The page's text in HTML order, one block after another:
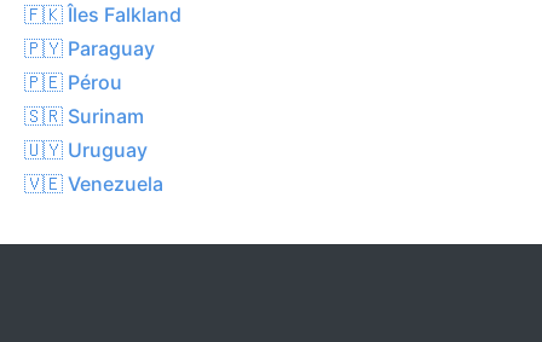
🇫🇰 Îles Falkland
🇵🇾 Paraguay
🇵🇪 Pérou
🇸🇷 Surinam
🇺🇾 Uruguay
🇻🇪 Venezuela